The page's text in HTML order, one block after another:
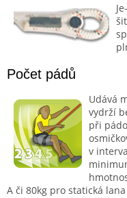
Počet pádů
Udává
vydrží
při
v
A či 80kg pro statická